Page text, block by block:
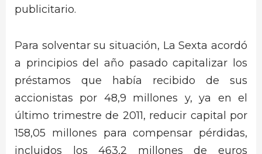
publicitario.
Para solventar su situación, La Sexta acordó
a principios del año pasado capitalizar los
préstamos que había recibido de sus
accionistas por 48,9 millones y, ya en el
último trimestre de 2011, reducir capital por
158,05 millones para compensar pérdidas,
incluidos los 463,2 millones de euros